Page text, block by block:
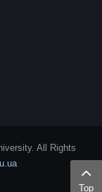
All Rights
Top